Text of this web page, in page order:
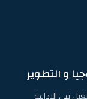
و التطوير